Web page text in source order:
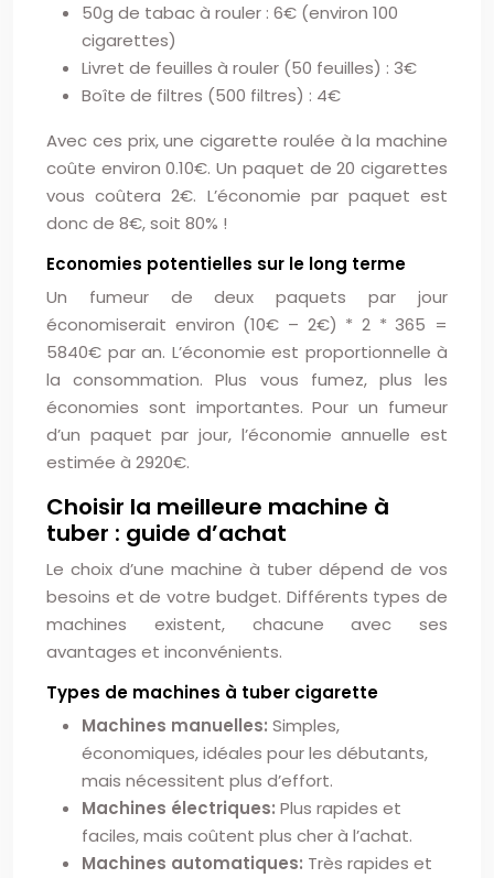
50g de tabac à rouler : 6€ (environ 100
cigarettes)
Livret de feuilles à rouler (50 feuilles) : 3€
Boîte de filtres (500 filtres) : 4€
Avec ces prix, une cigarette roulée à la machine
coûte environ 0.10€. Un paquet de 20 cigarettes
vous coûtera 2€. L’économie par paquet est
donc de 8€, soit 80% !
Economies potentielles sur le long terme
Un fumeur de deux paquets par jour
économiserait environ (10€ – 2€) * 2 * 365 =
5840€ par an. L’économie est proportionnelle à
la consommation. Plus vous fumez, plus les
économies sont importantes. Pour un fumeur
d’un paquet par jour, l’économie annuelle est
estimée à 2920€.
Choisir la meilleure machine à
tuber : guide d’achat
Le choix d’une machine à tuber dépend de vos
besoins et de votre budget. Différents types de
machines existent, chacune avec ses
avantages et inconvénients.
Types de machines à tuber cigarette
Machines manuelles: Simples,
économiques, idéales pour les débutants,
mais nécessitent plus d’effort.
Machines électriques: Plus rapides et
faciles, mais coûtent plus cher à l’achat.
Machines automatiques: Très rapides et